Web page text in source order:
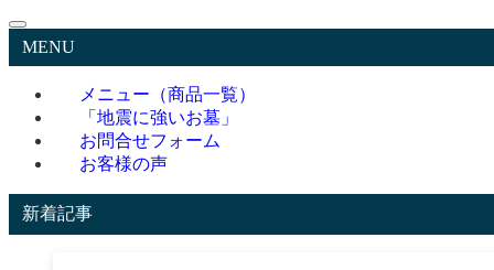
MENU
メニュー（商品一覧）
「地震に強いお墓」
お問合せフォーム
お客様の声
新着記事